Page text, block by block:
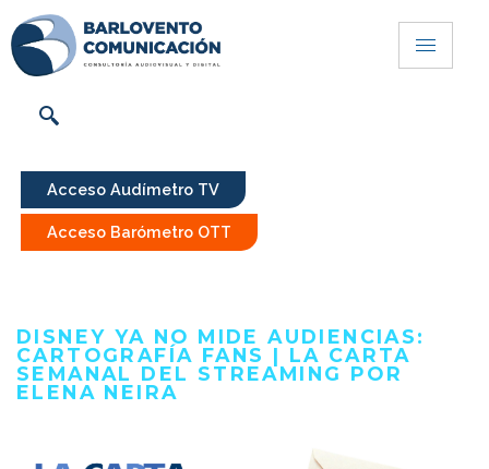
Acceso Audímetro TV
Acceso Barómetro OTT
DISNEY YA NO MIDE AUDIENCIAS:
CARTOGRAFÍA FANS | LA CARTA
SEMANAL DEL STREAMING POR
ELENA NEIRA